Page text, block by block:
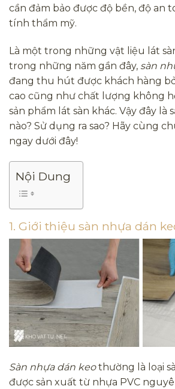
cần đảm bảo được độ bền, độ an
tính thẩm mỹ.
Là một trong những vật liệu lát
trong những năm gần đây, sàn
đang thu hút được khách hàng
cao cũng như chất lượng không
sản phẩm lát sàn khác. Vậy đây là
nào? Sử dụng ra sao? Hãy cùng
ngay dưới đây!
Nội Dung
1. Giới thiệu sàn nhựa dán
Sàn nhựa dán keothường là loại
được sản xuất từ nhựa PVC